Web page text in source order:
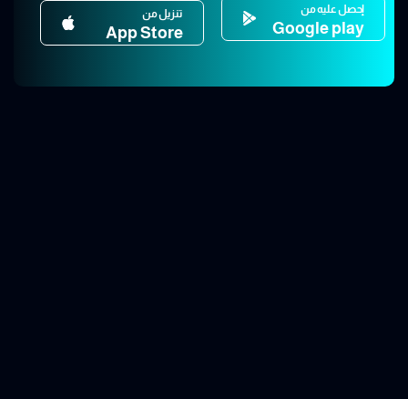
إحصل عليه من
Google play
تنزيل من
App Store